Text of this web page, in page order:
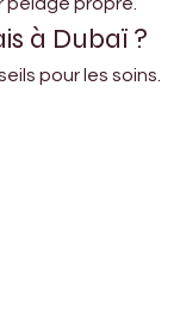
pelage propre.
à Dubaï ?
pour les soins.